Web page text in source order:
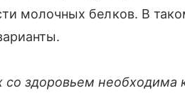
молочных белков. В
здоровьем необходима